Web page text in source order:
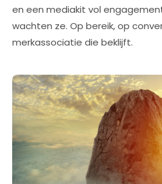
en een mediakit vol
wachten ze. Op bereik, op
merkassociatie die beklijft.